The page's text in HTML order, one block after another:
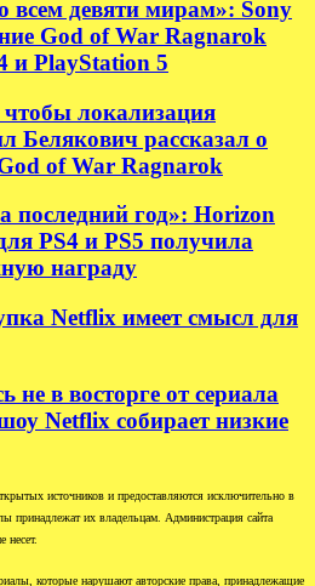
всем девяти мирам»: Sony
God of War Ragnarok
и PlayStation 5
чтобы локализация
рассказал о
of War Ragnarok
последний год»: Horizon
PS4 и PS5 получила
награду
Netflix имеет смысл для
не в восторге от сериала
Netflix собирает низкие
источников и предоставляются исключительно в
принадлежат их владельцам. Администрация сайта
несет.
которые нарушают авторские права, принадлежащие